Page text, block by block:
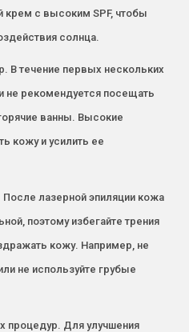
крем с высоким SPF, чтобы
солнца.
В течение первых нескольких
не рекомендуется посещать
ванны. Высокие
кожу и усилить ее
После лазерной эпиляции кожа
поэтому избегайте трения
кожу. Например, не
не используйте грубые
процедур. Для улучшения